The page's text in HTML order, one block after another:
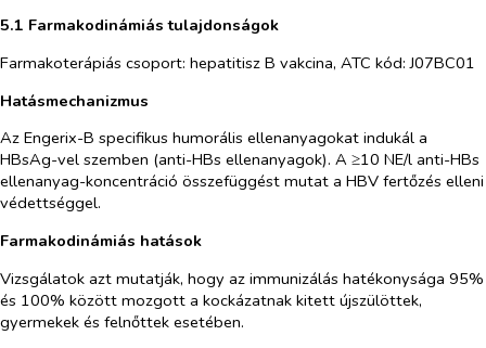
5.1 Farmakodinámiás tulajdonságok
Farmakoterápiás csoport: hepatitisz B vakcina, ATC kód: J07BC01
Hatásmechanizmus
Az Engerix-B specifikus humorális ellenanyagokat indukál a
HBsAg-vel szemben (anti-HBs ellenanyagok). A ≥10 NE/l anti-HBs
ellenanyag-koncentráció összefüggést mutat a HBV fertőzés elleni
védettséggel.
Farmakodinámiás hatások
Vizsgálatok azt mutatják, hogy az immunizálás hatékonysága 95%
és 100% között mozgott a kockázatnak kitett újszülöttek,
gyermekek és felnőttek esetében.